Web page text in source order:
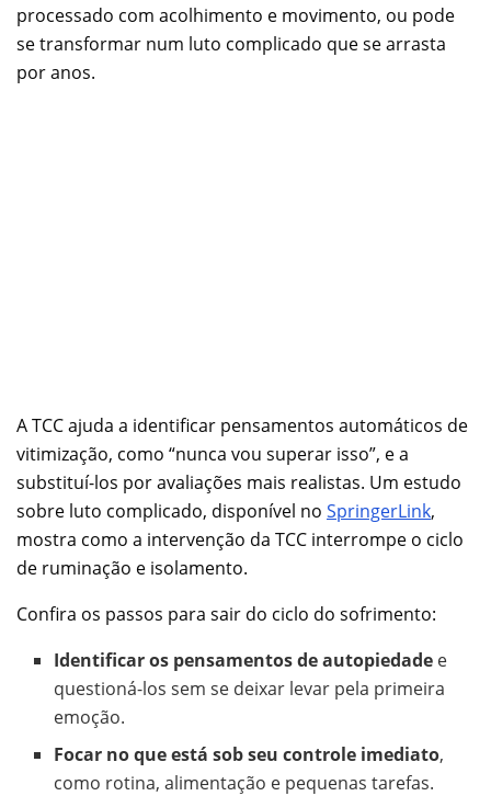
processado com acolhimento e movimento, ou pode
se transformar num luto complicado que se arrasta
por anos.
A TCC ajuda a identificar pensamentos automáticos de
vitimização, como “nunca vou superar isso”, e a
substituí-los por avaliações mais realistas. Um estudo
sobre luto complicado, disponível no SpringerLink,
mostra como a intervenção da TCC interrompe o ciclo
de ruminação e isolamento.
Confira os passos para sair do ciclo do sofrimento:
Identificar os pensamentos de autopiedade e
questioná-los sem se deixar levar pela primeira
emoção.
Focar no que está sob seu controle imediato,
como rotina, alimentação e pequenas tarefas.